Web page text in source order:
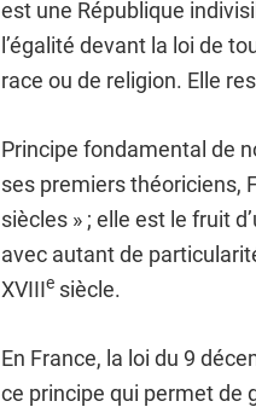
est une République
l’égalité devant la loi de
race ou de religion. Elle
Principe fondamental de
ses premiers théoriciens,
siècles » ; elle est le fruit
avec autant de
XVIIIe siècle.
En France, la loi du 9
ce principe qui permet de